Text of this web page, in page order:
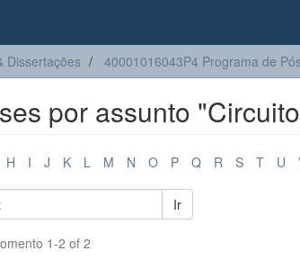
Dissertações 40001016043P4 Programa de
por assunto
H I J K L M N O P Q R S T U
Ir
1-2 of 2